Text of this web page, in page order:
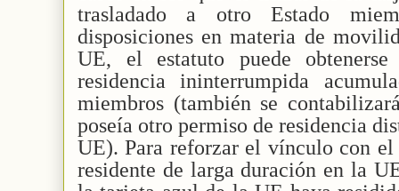
trasladado a otro Estado
disposiciones en materia de
UE, el estatuto puede
residencia ininterrumpida
miembros (también se
poseía otro permiso de residencia
UE). Para reforzar el vínculo con
residente de larga duración en la